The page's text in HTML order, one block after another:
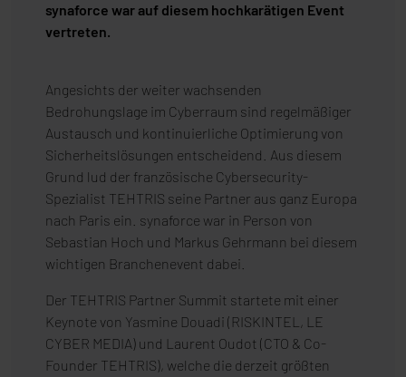
synaforce war auf diesem hochkarätigen Event
vertreten.
Angesichts der weiter wachsenden
Bedrohungslage im Cyberraum sind regelmäßiger
Austausch und kontinuierliche Optimierung von
Sicherheitslösungen entscheidend. Aus diesem
Grund lud der französische Cybersecurity-
Spezialist TEHTRIS seine Partner aus ganz Europa
nach Paris ein. synaforce war in Person von
Sebastian Hoch und Markus Gehrmann bei diesem
wichtigen Branchenevent dabei.
Der TEHTRIS Partner Summit startete mit einer
Keynote von Yasmine Douadi (RISKINTEL, LE
CYBER MEDIA) und Laurent Oudot (CTO & Co-
Founder TEHTRIS), welche die derzeit größten